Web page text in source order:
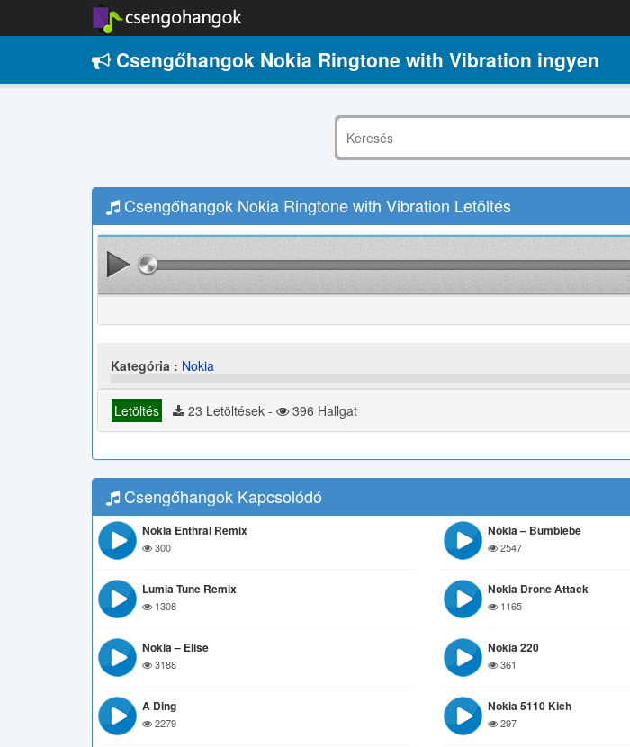
Csengőhangok Nokia Ringtone with Vibration ingyen
Csengőhangok Nokia Ringtone with Vibration Letöltés
Kategória : Nokia
Letöltés 23 Letöltések - 396 Hallgat
Csengőhangok Kapcsolódó
Nokia Enthral Remix
300
Nokia – Bumblebe
2547
Lumia Tune Remix
1308
Nokia Drone Attack
1165
Nokia – Elise
3188
Nokia 220
361
A Ding
2279
Nokia 5110 Kich
297